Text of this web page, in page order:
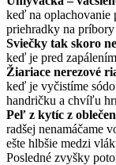
keď na oplachovanie
priehradky na
Sviečky tak skoro
keď je pred
Žiariace nerezové
keď je vyčistíme
handričku a chvíľu
Peľ z kytíc z
radšej nenamáčame
ešte hlbšie medzi
Posledné zvyšky